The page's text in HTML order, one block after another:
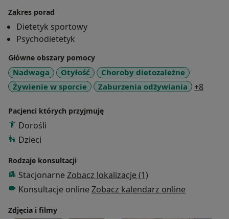
Zakres porad
Dietetyk sportowy
Psychodietetyk
Główne obszary pomocy
Nadwaga Otyłość
Choroby dietozależne
Żywienie w sporcie
Zaburzenia odżywiania +8
Pacjenci których przyjmuję
Dorośli
Dzieci
Rodzaje konsultacji
Stacjonarne Zobacz lokalizacje (1)
Konsultacje online Zobacz kalendarz online
Zdjęcia i filmy